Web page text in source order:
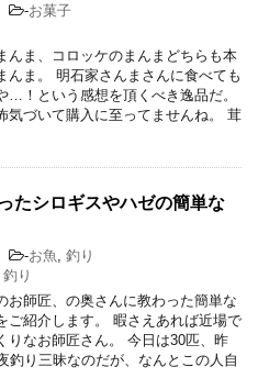
-お菓子
んま、コロッケのまんまどちらも本
んま。 明石家さんまさんに食べても
…！という感想を頂くべき逸品だ。
気づいて購入に至ってませんね。 茸
たシロギスやハゼの簡単な
-お魚
釣り
釣り
お師匠、の奥さんに教わった簡単な
ご紹介します。 暇さえあれば近場で
りなお師匠さん。 今日は30匹、昨
釣り三昧なのだが、なんとこの人自